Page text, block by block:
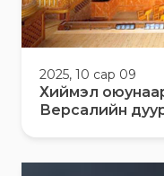
2025, 10 сар 09
Хиймэл
Версалийн